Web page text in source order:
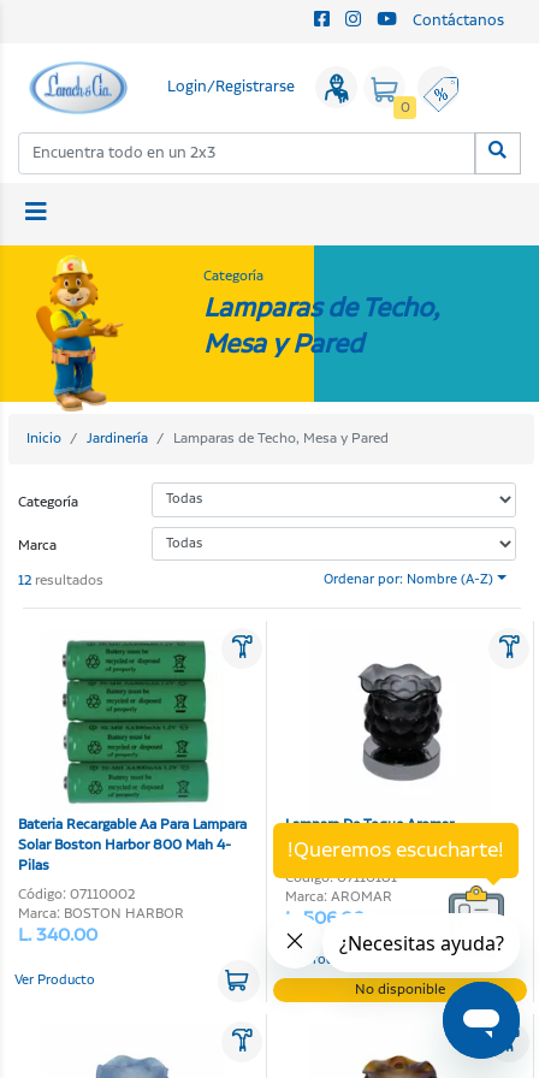
Contáctanos
Login/Registrarse
0
Categoría
Lamparas de Techo,
Mesa y Pared
Inicio Jardinería Lamparas de Techo, Mesa y Pared
Categoría
Marca
12 resultados Ordenar por: Nombre (A-Z)
Bateria Recargable Aa Para Lampara
Solar Boston Harbor 800 Mah 4-
Pilas
Código: 07110002
Marca: BOSTON HARBOR
L. 340.00
Ver Producto
Lampara De Toque Aromar
Código: 07110181
Marca: AROMAR
L. 506.00
Ver Producto
No disponible
!Queremos escucharte!